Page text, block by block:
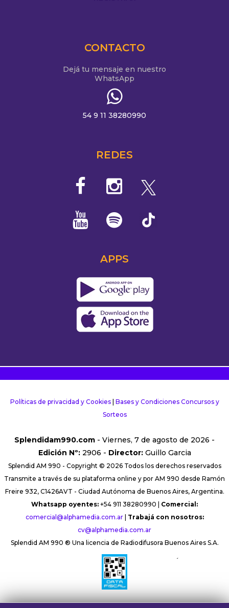
CONTACTO
Dejá tu mensaje en nuestro
WhatsApp
54 9 11 38280990
REDES
APPS
Políticas de privacidad y Cookies| Bases y Condiciones Concursos y
Sorteos
Splendidam990.com - Viernes, 7 de agosto de 2026 -
Edición Nº:2906 - Director:Guillo Garcia
Splendid AM 990 - Copyright © 2026 Todos los derechos reservados
Transmite a través de su plataforma online y por AM 990 desde Ramón
Freire 932, C1426AVT - Ciudad Autónoma de Buenos Aires, Argentina.
Whatsapp oyentes: +54 911 38280990 | Comercial:
comercial@alphamedia.com.ar| Trabajá con nosotros:
cv@alphamedia.com.ar
Splendid AM 990 ® Una licencia de Radiodifusora Buenos Aires S.A.
´